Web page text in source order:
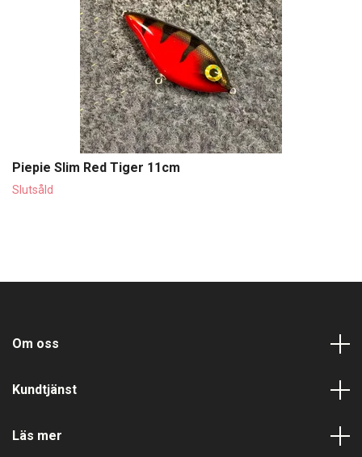
Piepie Slim Red Tiger 11cm
Slutsåld
Om oss
Kundtjänst
Läs mer